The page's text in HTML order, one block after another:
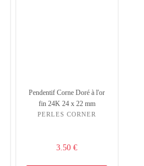
Pendentif Corne Doré à l'or
fin 24K 24 x 22 mm
PERLES CORNER
3.50 €